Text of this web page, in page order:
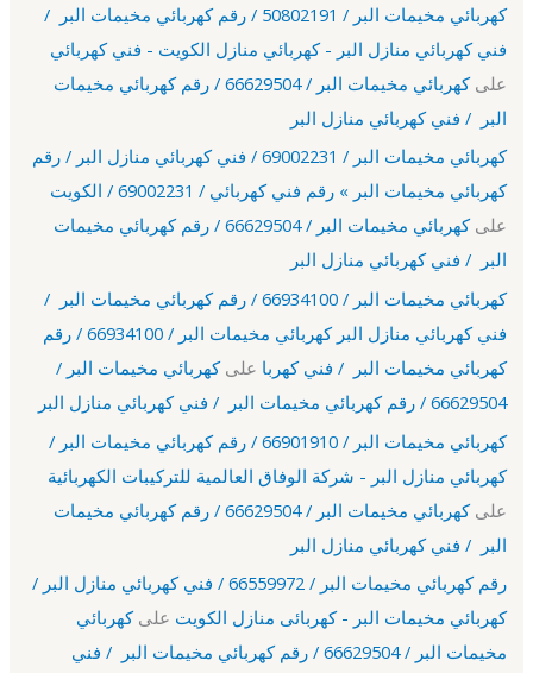
كهربائي مخيمات البر / 50802191 / رقم كهربائي مخيمات البر /
فني كهربائي منازل البر - كهربائي منازل الكويت - فني كهربائي
على
كهربائي مخيمات البر / 66629504 / رقم كهربائي مخيمات
البر / فني كهربائي منازل البر
كهربائي مخيمات البر / 69002231 / فني كهربائي منازل البر / رقم
كهربائي مخيمات البر » رقم فني كهربائي / 69002231 / الكويت
على
كهربائي مخيمات البر / 66629504 / رقم كهربائي مخيمات
البر / فني كهربائي منازل البر
كهربائي مخيمات البر / 66934100 / رقم كهربائي مخيمات البر /
فني كهربائي منازل البر كهربائي مخيمات البر / 66934100 / رقم
كهربائي مخيمات البر / فني كهربا علىكهربائي مخيمات البر /
66629504 / رقم كهربائي مخيمات البر / فني كهربائي منازل البر
كهربائي مخيمات البر / 66901910 / رقم كهربائي مخيمات البر /
كهربائي منازل البر - شركة الوفاق العالمية للتركيبات الكهربائية
على
كهربائي مخيمات البر / 66629504 / رقم كهربائي مخيمات
البر / فني كهربائي منازل البر
رقم كهربائي مخيمات البر / 66559972 / فني كهربائي منازل البر /
كهربائي مخيمات البر - كهربائى منازل الكويت علىكهربائي
مخيمات البر / 66629504 / رقم كهربائي مخيمات البر / فني